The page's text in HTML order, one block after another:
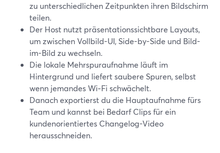
zu unterschiedlichen Zeitpunkten ihren Bildschirm
teilen.
Der Host nutzt präsentationssichtbare Layouts,
um zwischen Vollbild-UI, Side-by-Side und Bild-
im-Bild zu wechseln.
Die lokale Mehrspuraufnahme läuft im
Hintergrund und liefert saubere Spuren, selbst
wenn jemandes Wi‑Fi schwächelt.
Danach exportierst du die Hauptaufnahme fürs
Team und kannst bei Bedarf Clips für ein
kundenorientiertes Changelog-Video
herausschneiden.